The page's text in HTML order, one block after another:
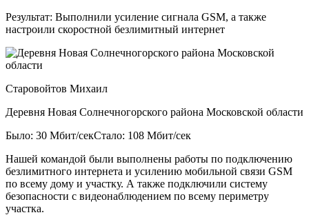
Результат: Выполнили усиление сигнала GSM, а также
настроили скоростной безлимитный интернет
Старовойтов Михаил
Деревня Новая Солнечногорского района Московской области
Было: 30 Мбит/секСтало: 108 Мбит/сек
Нашей командой были выполнены работы по подключению
безлимитного интернета и усилению мобильной связи GSM
по всему дому и участку. А также подключили систему
безопасности с видеонаблюдением по всему периметру
участка.